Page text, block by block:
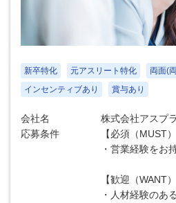
新卒特化 元アスリート特化
両面(
インセンティブあり
賞与あり
会社名
株式会社アスプ
応募条件
【必須（MUST）
・営業経験をお
【歓迎（WANT）
・人材経験のあ